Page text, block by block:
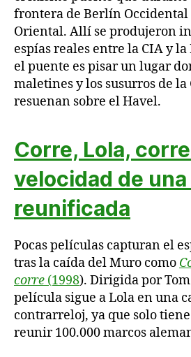
frontera de Berlín
Oriental. Allí se produjeron
espías reales entre la CIA y la
el puente es pisar un lugar
maletines y los susurros de
resuenan sobre el Havel.
Corre, Lola,
velocidad de
reunificada
Pocas películas capturan el
tras la caída del Muro como
corre (1998). Dirigida por
película sigue a Lola en una
contrarreloj, ya que solo
reunir 100.000 marcos